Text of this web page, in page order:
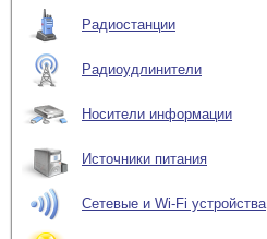
Радиостанции
Радиоудлинители
Носители информации
Источники питания
Сетевые и Wi-Fi устройства